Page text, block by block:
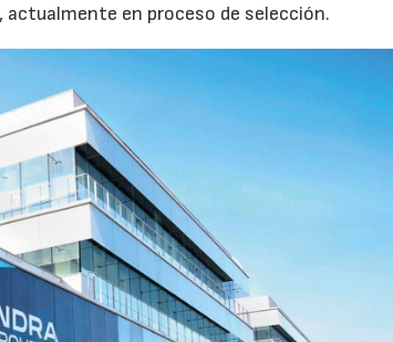
en proceso de selección.